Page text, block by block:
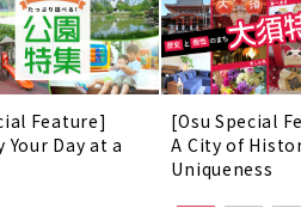
Feature]
Your Day at a
[Osu Special
A City of
Uniqueness